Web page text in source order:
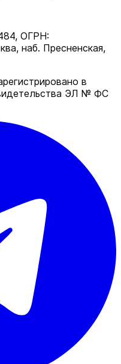
ОГРН:
наб. Пресненская,
в
ЭЛ № ФС